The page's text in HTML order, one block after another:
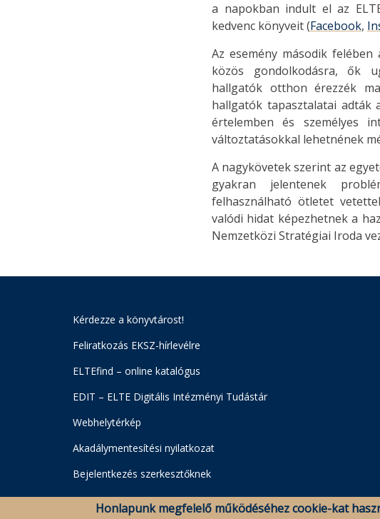
a napokban indult el az
kedvenc könyveit (Facebook,
Az esemény második
közös gondolkodásra, ők
hallgatók otthon érezzék
hallgatók tapasztalatai adták
értelemben és személyes
változtatásokkal lehetnének
A nagykövetek szerint az
gyakran jelentenek
felhasználható ötletet
valódi hidat képezhetnek a
Nemzetközi Stratégiai Iroda
Kérdezze a könyvtárost!
Feliratkozás EKSZ-hírlevélre
ELTEfind – online katalógus
EDIT – ELTE Digitális Intézményi Tudástár
Webhelytérkép
Akadálymentesítési nyilatkozat
Bejelentkezés szerkesztőknek
Honlapunk megfelelő működéséhez cookie-kat